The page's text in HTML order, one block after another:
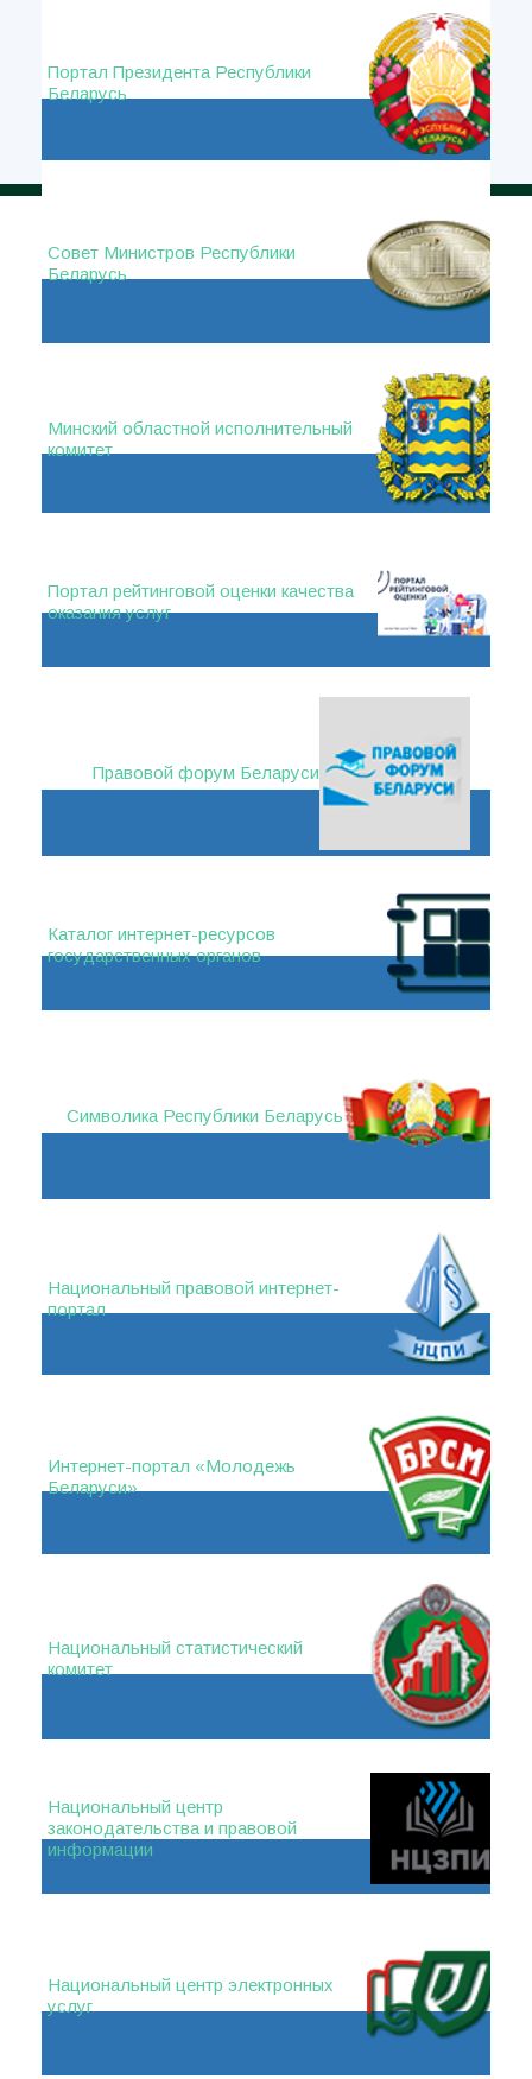
Портал Президента Республики
Беларусь
Совет Министров Республики
Беларусь
Минский областной исполнительный
комитет
Портал рейтинговой оценки качества
оказания услуг
Правовой форум Беларуси
Каталог интернет-ресурсов
государственных органов
Символика Республики Беларусь
Национальный правовой интернет-
портал
Интернет-портал «Молодежь
Беларуси»
Национальный статистический
комитет
Национальный центр
законодательства и правовой
информации
Национальный центр электронных
услуг